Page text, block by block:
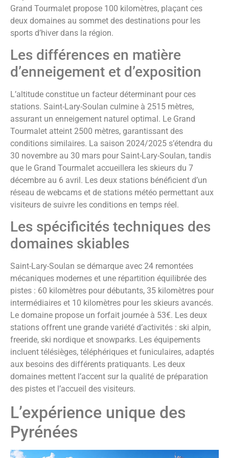
Grand Tourmalet propose 100 kilomètres, plaçant ces
deux domaines au sommet des destinations pour les
sports d’hiver dans la région.
Les différences en matière
d’enneigement et d’exposition
L’altitude constitue un facteur déterminant pour ces
stations. Saint-Lary-Soulan culmine à 2515 mètres,
assurant un enneigement naturel optimal. Le Grand
Tourmalet atteint 2500 mètres, garantissant des
conditions similaires. La saison 2024/2025 s’étendra du
30 novembre au 30 mars pour Saint-Lary-Soulan, tandis
que le Grand Tourmalet accueillera les skieurs du 7
décembre au 6 avril. Les deux stations bénéficient d’un
réseau de webcams et de stations météo permettant aux
visiteurs de suivre les conditions en temps réel.
Les spécificités techniques des
domaines skiables
Saint-Lary-Soulan se démarque avec 24 remontées
mécaniques modernes et une répartition équilibrée des
pistes : 60 kilomètres pour débutants, 35 kilomètres pour
intermédiaires et 10 kilomètres pour les skieurs avancés.
Le domaine propose un forfait journée à 53€. Les deux
stations offrent une grande variété d’activités : ski alpin,
freeride, ski nordique et snowparks. Les équipements
incluent télésièges, téléphériques et funiculaires, adaptés
aux besoins des différents pratiquants. Les deux
domaines mettent l’accent sur la qualité de préparation
des pistes et l’accueil des visiteurs.
L’expérience unique des
Pyrénées